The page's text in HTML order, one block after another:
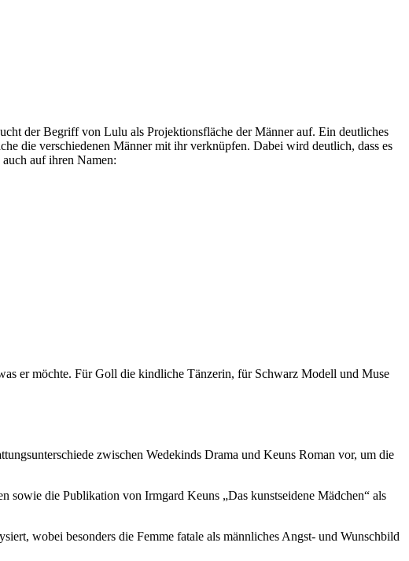
der Begriff von Lulu als Projektionsfläche der Männer auf. Ein deutliches
die verschiedenen Männer mit ihr verknüpfen. Dabei wird deutlich, dass es
auf ihren Namen:
er möchte. Für Goll die kindliche Tänzerin, für Schwarz Modell und Muse
zwischen Wedekinds Drama und Keuns Roman vor, um die
sowie die Publikation von Irmgard Keuns „Das kunstseidene Mädchen“ als
wobei besonders die Femme fatale als männliches Angst- und Wunschbild